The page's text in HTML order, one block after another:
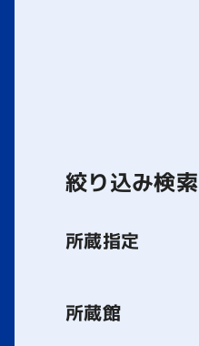
絞り込み検索
所蔵指定
所蔵館